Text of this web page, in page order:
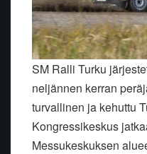
SM Ralli Turku
neljännen kerran
turvallinen ja kehuttu
Kongressikeskus
Messukeskuksen